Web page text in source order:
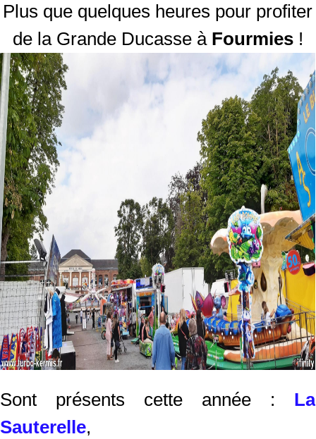
Plus que quelques heures pour profiter
de la Grande Ducasse à Fourmies !
Sont présents cette année : La
Sauterelle,